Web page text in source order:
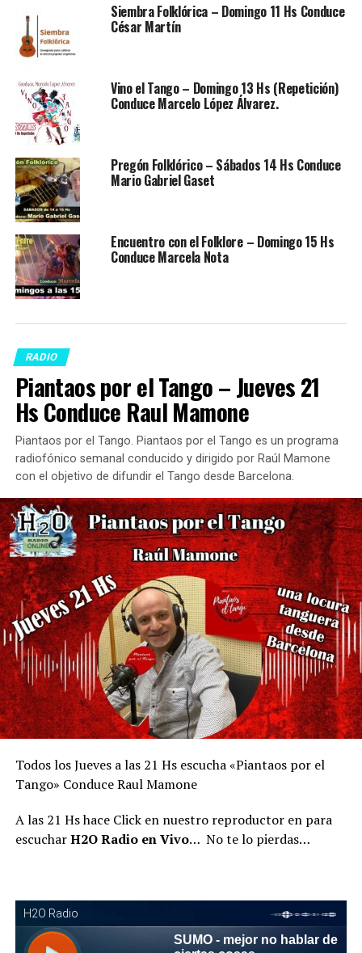
Siembra Folklórica – Domingo 11 Hs Conduce
César Martín
Vino el Tango – Domingo 13 Hs (Repetición)
Conduce Marcelo López Álvarez.
Pregón Folklórico – Sábados 14 Hs Conduce
Mario Gabriel Gaset
Encuentro con el Folklore – Domingo 15 Hs
Conduce Marcela Nota
RADIO
Piantaos por el Tango – Jueves 21
Hs Conduce Raul Mamone
Piantaos por el Tango. Piantaos por el Tango es un programa
radiofónico semanal conducido y dirigido por Raúl Mamone
con el objetivo de difundir el Tango desde Barcelona.
Todos los Jueves a las 21 Hs escucha «Piantaos por el
Tango» Conduce Raul Mamone
A las 21 Hs hace Click en nuestro reproductor en para
escucharH2O Radio en Vivo… No te lo pierdas…